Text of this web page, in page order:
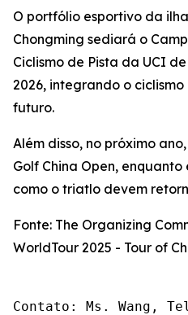
O portfólio esportivo da
Chongming sediará o
Ciclismo de Pista da UCI
2026, integrando o
futuro.
Além disso, no próximo
Golf China Open,
como o triatlo devem
Fonte: The Organizing
WorldTour 2025 - Tour of
Contato: Ms. Wang,